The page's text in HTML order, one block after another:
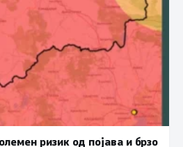
ризик од појава и брзо